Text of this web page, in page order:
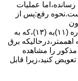
رﺳﺎﻧﺪه،اﻣﺎ ﻋﻤﻠﯿﺎت
ﺧﺮاب اﺳﺖ.نحوه رﻓﻊ:ﭘﺲ از
ﻫﯿﺪرواﺳﺘﺎت،میبایست ﮐﻨﺘﺎﮐﺖ ﻣﺸﺘﺮک شماره (۱۱)به (۱۳)،ﮐﻪ ﺑﻪ
ﺑﺮق
ﻣﺬﮐﻮر را ﻣﺸﺎﻫﺪه
ﮐﻨﯿﺪ،زﯾﺮا قابل